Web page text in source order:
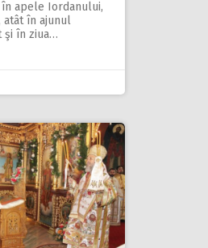
apele Iordanului,
atât în ajunul
şi în ziua…